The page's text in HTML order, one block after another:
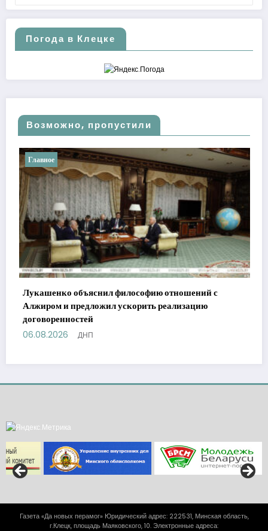
Погода в Клецке
Возможно, пропустили
с
Важное
Горький опыт спасателей: детская шалость и